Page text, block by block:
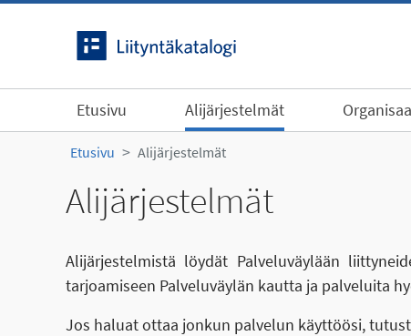
Etusivu Alijärjestelmät
Etusivu Alijärjestelmät
Alijärjestelmät
Alijärjestelmistä löydät Palveluväylään
tarjoamiseen Palveluväylän kautta ja palveluita
Jos haluat ottaa jonkun palvelun käyttöösi,